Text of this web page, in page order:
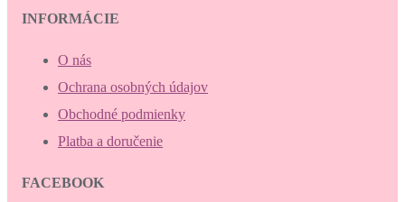
INFORMÁCIE
O nás
Ochrana osobných údajov
Obchodné podmienky
Platba a doručenie
FACEBOOK